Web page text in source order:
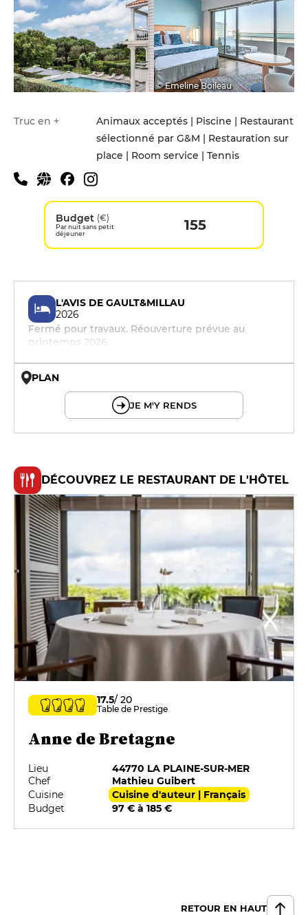
© Emeline Boileau
Truc en +
Animaux acceptés | Piscine | Restaurant
sélectionné par G&M | Restauration sur
place | Room service | Tennis
Budget (€)
Par nuit sans petit
déjeuner
155
L'AVIS DE GAULT&MILLAU
2026
Fermé pour travaux. Réouverture prévue au
printemps 2026.
PLAN
JE M'Y RENDS
DÉCOUVREZ LE RESTAURANT DE L'HÔTEL
17.5/ 20
Table de Prestige
Anne de Bretagne
Lieu
44770 LA PLAINE-SUR-MER
Chef
Mathieu Guibert
Cuisine
Cuisine d'auteur | Français
Budget
97 € à 185 €
RETOUR EN HAUT